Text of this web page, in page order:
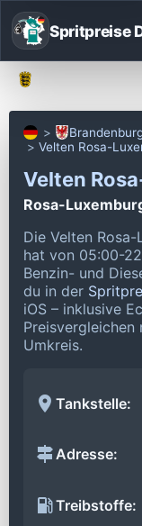
Spritpreise
Velten Rosa-
Velten
Rosa-
Die Velten Rosa-
hat von 05:00-
Benzin- und
du in der
iOS – inklusive
Preisvergleichen
Umkreis.
Tankstelle:
Adresse:
Treibstoffe: